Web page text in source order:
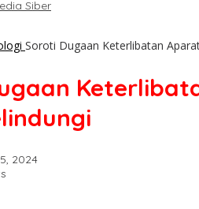
Siber
Soroti Dugaan Keterlibatan
2024